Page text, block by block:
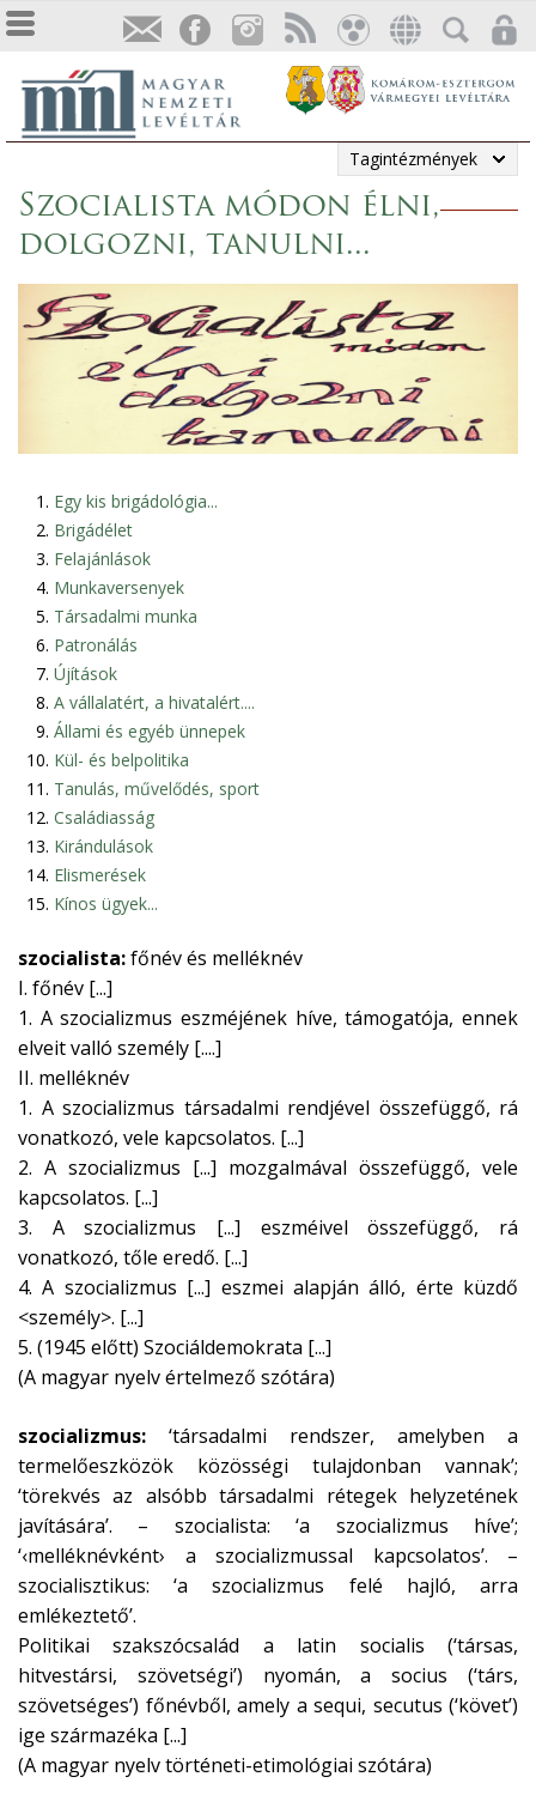
Tagintézmények
Szocialista módon élni,
dolgozni, tanulni...
Egy kis brigádológia...
Brigádélet
Felajánlások
Munkaversenyek
Társadalmi munka
Patronálás
Újítások
A vállalatért, a hivatalért....
Állami és egyéb ünnepek
Kül- és belpolitika
Tanulás, művelődés, sport
Családiasság
Kirándulások
Elismerések
Kínos ügyek...
szocialista:főnév és melléknév
I. főnév [...]
1. A szocializmus eszméjének híve, támogatója, ennek
elveit valló személy [....]
II. melléknév
1. A szocializmus társadalmi rendjével összefüggő, rá
vonatkozó, vele kapcsolatos. [...]
2. A szocializmus [...] mozgalmával összefüggő, vele
kapcsolatos. [...]
3. A szocializmus [...] eszméivel összefüggő, rá
vonatkozó, tőle eredő. [...]
4. A szocializmus [...] eszmei alapján álló, érte küzdő
<személy>. [...]
5. (1945 előtt) Szociáldemokrata [...]
(A magyar nyelv értelmező szótára)
szocializmus: ‘társadalmi rendszer, amelyben a
termelőeszközök közösségi tulajdonban vannak’;
‘törekvés az alsóbb társadalmi rétegek helyzetének
javítására’. – szocialista: ‘a szocializmus híve’;
‘‹melléknévként› a szocializmussal kapcsolatos’. –
szocialisztikus: ‘a szocializmus felé hajló, arra
emlékeztető’.
Politikai szakszócsalád a latin socialis (‘társas,
hitvestársi, szövetségi’) nyomán, a socius (‘társ,
szövetséges’) főnévből, amely a sequi, secutus (‘követ’)
ige származéka [...]
(A magyar nyelv történeti-etimológiai szótára)